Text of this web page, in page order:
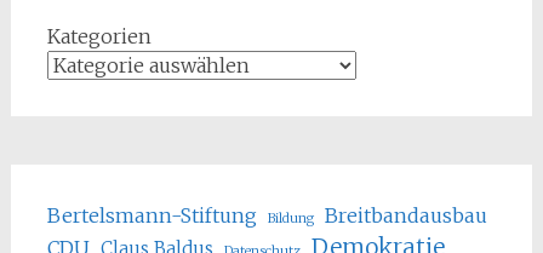
Kategorien
Bertelsmann-Stiftung Bildung
Breitbandausbau
Demokratie